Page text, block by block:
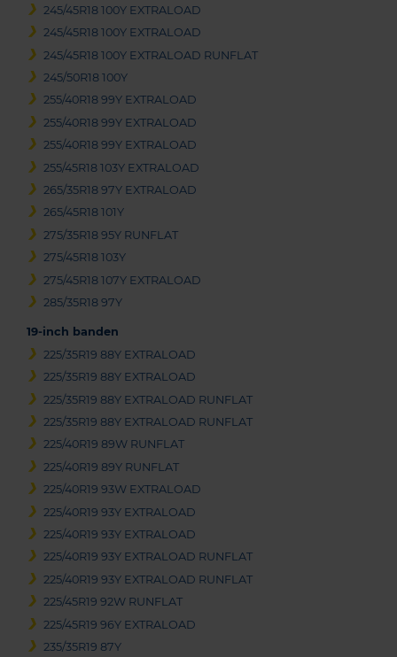
245/45R18 100Y EXTRALOAD
245/45R18 100Y EXTRALOAD
245/45R18 100Y EXTRALOAD RUNFLAT
245/50R18 100Y
255/40R18 99Y EXTRALOAD
255/40R18 99Y EXTRALOAD
255/40R18 99Y EXTRALOAD
255/45R18 103Y EXTRALOAD
265/35R18 97Y EXTRALOAD
265/45R18 101Y
275/35R18 95Y RUNFLAT
275/45R18 103Y
275/45R18 107Y EXTRALOAD
285/35R18 97Y
19-inch banden
225/35R19 88Y EXTRALOAD
225/35R19 88Y EXTRALOAD
225/35R19 88Y EXTRALOAD RUNFLAT
225/35R19 88Y EXTRALOAD RUNFLAT
225/40R19 89W RUNFLAT
225/40R19 89Y RUNFLAT
225/40R19 93W EXTRALOAD
225/40R19 93Y EXTRALOAD
225/40R19 93Y EXTRALOAD
225/40R19 93Y EXTRALOAD RUNFLAT
225/40R19 93Y EXTRALOAD RUNFLAT
225/45R19 92W RUNFLAT
225/45R19 96Y EXTRALOAD
235/35R19 87Y